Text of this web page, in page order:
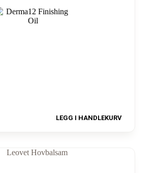
LEGG I HANDLEKURV